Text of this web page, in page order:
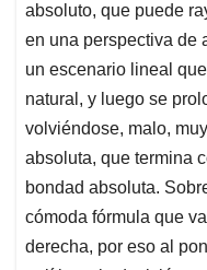
absoluto, que puede
en una perspectiva de
un escenario lineal
natural, y luego se
volviéndose, malo,
absoluta, que termina
bondad absoluta.
cómoda fórmula que
derecha, por eso al